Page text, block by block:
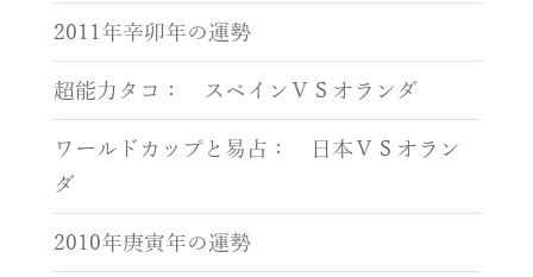
2011年辛卯年の運勢
超能力タコ： スペインＶＳオランダ
ワールドカップと易占： 日本ＶＳオラン
ダ
2010年庚寅年の運勢